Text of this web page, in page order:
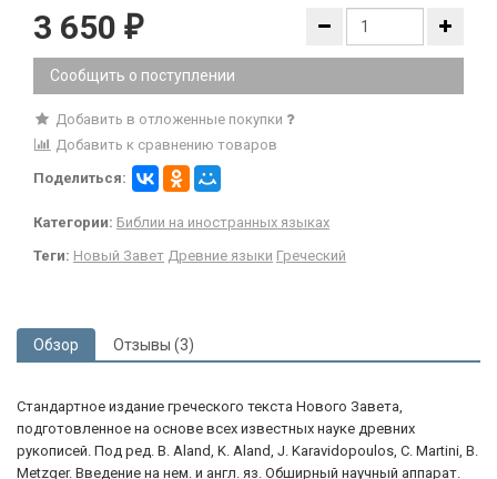
3 650 ₽
Сообщить о поступлении
Добавить в отложенные покупки
Добавить к сравнению товаров
Поделиться:
Категории: Библии на иностранных языках
Теги: Новый Завет Древние языки Греческий
Обзор Отзывы (3)
Стандартное издание греческого текста Нового Завета,
подготовленное на основе всех известных науке древних
рукописей. Под ред. B. Aland, K. Aland, J. Karavidopoulos, C. Martini, B.
Metzger. Введение на нем. и англ. яз. Обширный научный аппарат.